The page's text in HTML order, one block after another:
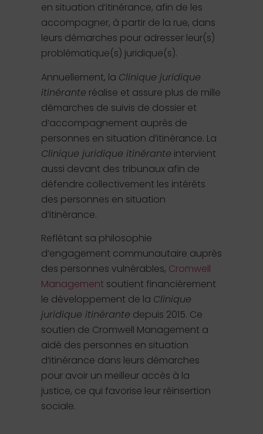
en situation d’itinérance, afin de les
accompagner, à partir de la rue, dans
leurs démarches pour adresser leur(s)
problématique(s) juridique(s).
Annuellement, la Clinique juridique
itinérante réalise et assure plus de mille
démarches de suivis de dossier et
d’accompagnement auprès de
personnes en situation d’itinérance. La
Clinique juridique itinérante intervient
aussi devant des tribunaux afin de
défendre collectivement les intérêts
des personnes en situation
d’itinérance.
Reflétant sa philosophie
d’engagement communautaire auprès
des personnes vulnérables, Cromwell
Management soutient financièrement
le développement de la Clinique
juridique itinérante depuis 2015. Ce
soutien de Cromwell Management a
aidé des personnes en situation
d’itinérance dans leurs démarches
pour avoir un meilleur accès à la
justice, ce qui favorise leur réinsertion
sociale.